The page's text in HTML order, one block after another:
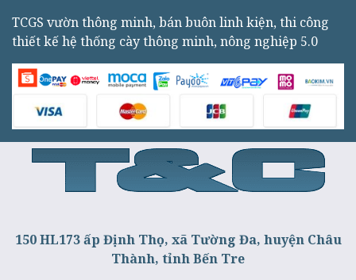
TCGS vườn thông minh, bán buôn linh kiện, thi công
thiết kế hệ thống cày thông minh, nông nghiệp 5.0
150 HL173 ấp Định Thọ, xã Tường Đa, huyện Châu
Thành, tỉnh Bến Tre